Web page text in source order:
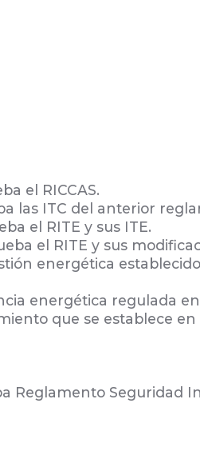
el RICCAS.
las ITC del anterior
el RITE y sus ITE.
el RITE y sus
energética
energética regulada en
que se establece en
Reglamento Seguridad